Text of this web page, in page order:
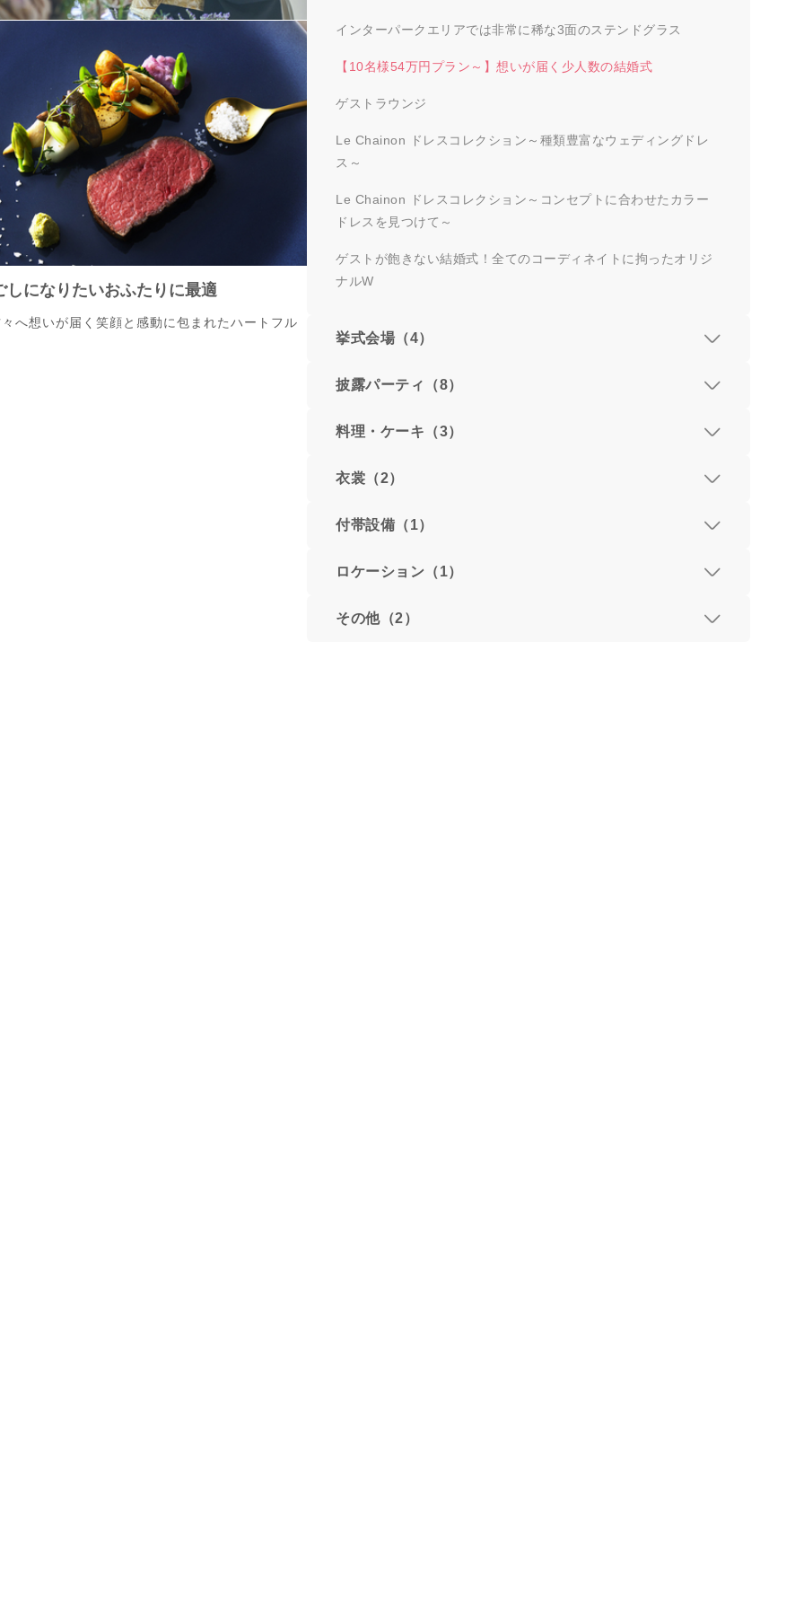
になりたいおふたりに最適
へ想いが届く笑顔と感動に包まれたハートフル
インターパークエリアでは非常に稀な3面のステンドグラス
【10名様54万円プラン～】想いが届く少人数の結婚式
ゲストラウンジ
Le Chainon ドレスコレクション～種類豊富なウェディングドレ
ス～
Le Chainon ドレスコレクション～コンセプトに合わせたカラー
ドレスを見つけて～
ゲストが飽きない結婚式！全てのコーディネイトに拘ったオリジ
ナルW
挙式会場（4）
披露パーティ（8）
料理・ケーキ（3）
衣裳（2）
付帯設備（1）
ロケーション（1）
その他（2）